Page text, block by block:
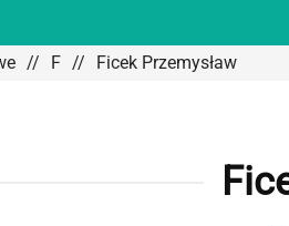
F Ficek Przemysław